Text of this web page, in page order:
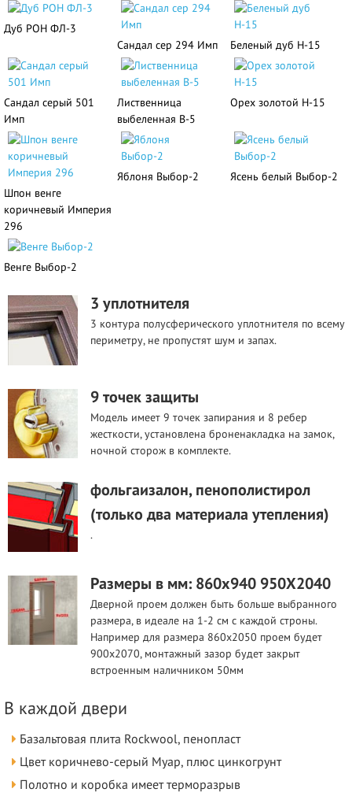
Дуб РОН ФЛ-3
Сандал сер 294 Имп
Беленый дуб Н-15
Сандал серый 501
Имп
Лиственница
выбеленная В-5
Орех золотой Н-15
Шпон венге
коричневый Империя
296
Яблоня Выбор-2 Ясень белый Выбор-2
Венге Выбор-2
3 уплотнителя
3 контура полусферического уплотнителя по всему
периметру, не пропустят шум и запах.
9 точек защиты
Модель имеет 9 точек запирания и 8 ребер
жесткости, установлена броненакладка на замок,
ночной сторож в комплекте.
фольгаизалон, пенополистирол
(только два материала утепления)
.
Размеры в мм: 860х940 950Х2040
Дверной проем должен быть больше выбранного
размера, в идеале на 1-2 см с каждой строны.
Например для размера 860х2050 проем будет
900х2070, монтажный зазор будет закрыт
встроенным наличником 50мм
В каждой двери
Базальтовая плита Rockwool, пенопласт
Цвет коричнево-серый Муар, плюс цинкогрунт
Полотно и коробка имеет терморазрыв